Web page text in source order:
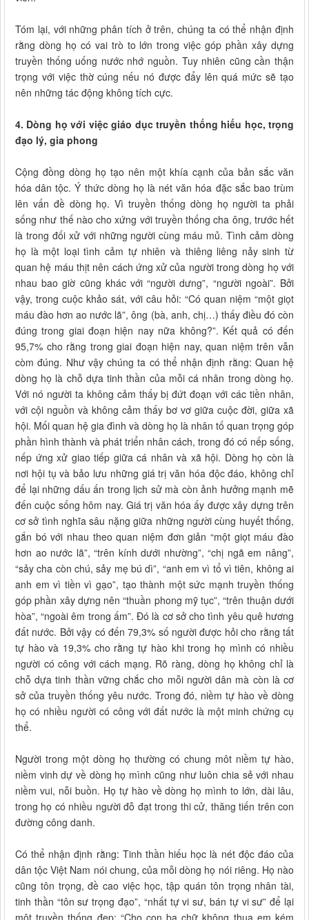
Tóm lại, với những phân tích ở trên, chúng ta có thể nhận định
rằng dòng họ có vai trò to lớn trong việc góp phần xây dựng
truyền thống uống nước nhớ nguồn. Tuy nhiên cũng cần thận
trọng với việc thờ cúng nếu nó được đẩy lên quá mức sẽ tạo
nên những tác động không tích cực.
4. Dòng họ với việc giáo dục truyền thống hiếu học, trọng
đạo lý, gia phong
Cộng đồng dòng họ tạo nên một khía cạnh của bản sắc văn
hóa dân tộc. Ý thức dòng họ là nét văn hóa đặc sắc bao trùm
lên vấn đề dòng họ. Vì truyền thống dòng họ người ta phải
sống như thế nào cho xứng với truyền thống cha ông, trước hết
là trong đối xử với những người cùng máu mủ. Tình cảm dòng
họ là một loại tình cảm tự nhiên và thiêng liêng nảy sinh từ
quan hệ máu thịt nên cách ứng xử của người trong dòng họ với
nhau bao giờ cũng khác với “người dưng”, “người ngoài”. Bởi
vậy, trong cuộc khảo sát, với câu hỏi: “Có quan niệm “một giọt
máu đào hơn ao nước lã”, ông (bà, anh, chị…) thấy điều đó còn
đúng trong giai đoạn hiện nay nữa không?”. Kết quả có đến
95,7% cho rằng trong giai đoạn hiện nay, quan niệm trên vẫn
còm đúng. Như vậy chúng ta có thể nhận định rằng: Quan hệ
dòng họ là chỗ dựa tinh thần của mỗi cá nhân trong dòng họ.
Với nó người ta không cảm thấy bị đứt đoạn với các tiền nhân,
với cội nguồn và không cảm thấy bơ vơ giữa cuộc đời, giữa xã
hội. Mối quan hệ gia đình và dòng họ là nhân tố quan trọng góp
phần hình thành và phát triển nhân cách, trong đó có nếp sống,
nếp ứng xử giao tiếp giữa cá nhân và xã hội. Dòng họ còn là
nơi hội tụ và bảo lưu những giá trị văn hóa độc đáo, không chỉ
để lại những dấu ấn trong lịch sử mà còn ảnh hưởng mạnh mẽ
đến cuộc sống hôm nay. Giá trị văn hóa ấy được xây dựng trên
cơ sở tình nghĩa sâu nặng giữa những người cùng huyết thống,
gắn bó với nhau theo quan niệm đơn giản “một giọt máu đào
hơn ao nước lã”, “trên kính dưới nhường”, “chị ngã em nâng”,
“sảy cha còn chú, sảy mẹ bú dì”, “anh em vì tổ vì tiên, không ai
anh em vì tiền vì gạo”, tạo thành một sức mạnh truyền thống
góp phần xây dựng nên “thuần phong mỹ tục”, “trên thuận dưới
hòa”, “ngoài êm trong ấm”. Đó là cơ sở cho tình yêu quê hương
đất nước. Bởi vậy có đến 79,3% số người được hỏi cho rằng tất
tự hào và 19,3% cho rằng tự hào khi trong họ mình có nhiều
người có công với cách mạng. Rõ ràng, dòng họ không chỉ là
chỗ dựa tinh thần vững chắc cho mỗi người dân mà còn là cơ
sở của truyền thống yêu nước. Trong đó, niềm tự hào về dòng
họ có nhiều người có công với đất nước là một minh chứng cụ
thể.
Người trong một dòng họ thường có chung môt niềm tự hào,
niềm vinh dự về dòng họ mình cũng như luôn chia sẻ với nhau
niềm vui, nỗi buồn. Họ tự hào về dòng họ mình to lớn, dài lâu,
trong họ có nhiều người đỗ đạt trong thi cử, thăng tiến trên con
đường công danh.
Có thể nhận định rằng: Tinh thần hiếu học là nét độc đáo của
dân tộc Việt Nam nói chung, của mỗi dòng họ nói riêng. Họ nào
cũng tôn trọng, đề cao việc học, tập quán tôn trọng nhân tài,
tinh thần “tôn sư trọng đạo”, “nhất tự vi sư, bán tự vi sư” để lại
một truyền thống đẹp: “Cho con ba chữ không thua em kém